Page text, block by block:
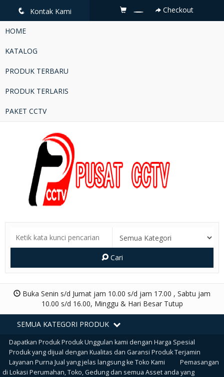
q Kontak Kami Checkout
HOME
KATALOG
PRODUK TERBARU
PRODUK TERLARIS
PAKET CCTV
Cari
Buka Senin s/d Jumat jam 10.00 s/d jam 17.00 , Sabtu jam
10.00 s/d 16.00, Minggu & Hari Besar Tutup
SEMUA KATEGORI PRODUK
Dapatkan Produk Produk Unggulan kami dengan Harga Spesial
Produk yang dijual dengan Kualitas dan Garansi Produk Terjamin
Layanan Purna Jual yang jelas langsung ke Toko Kami
Pemasangan
di Lokasi Perumahan, Toko, Gedung dan semua Asset anda yang